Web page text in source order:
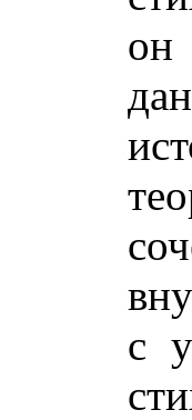
он
с